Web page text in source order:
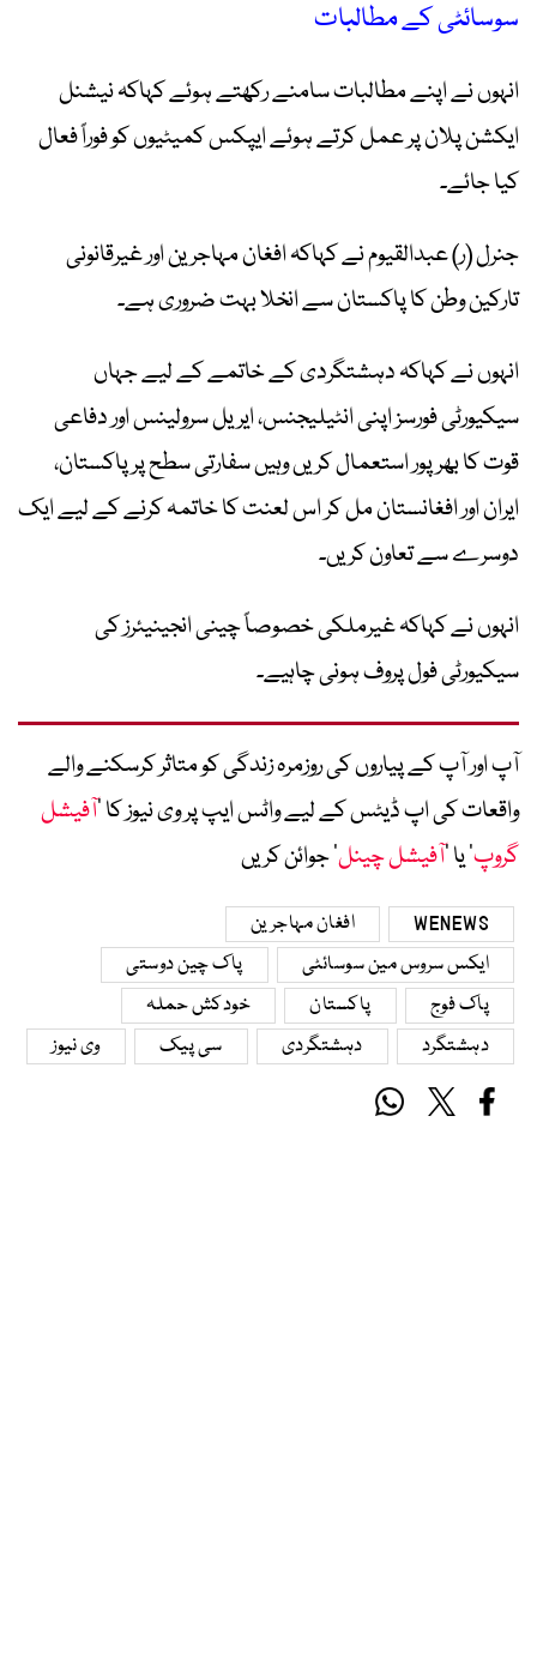
سوسائٹی کے مطالبات
انہوں نے اپنے مطالبات سامنے رکھتے ہوئے کہاکہ نیشنل
ایکشن پلان پر عمل کرتے ہوئے ایپکس کمیٹیوں کو فوراً فعال
کیا جائے۔
جنرل (ر) عبدالقیوم نے کہاکہ افغان مہاجرین اور غیرقانونی
تارکین وطن کا پاکستان سے انخلا بہت ضروری ہے۔
انہوں نے کہاکہ دہشتگردی کے خاتمے کے لیے جہاں
سیکیورٹی فورسز اپنی انٹیلیجنس، ایریل سرولینس اور دفاعی
قوت کا بھرپور استعمال کریں وہیں سفارتی سطح پر پاکستان،
ایران اور افغانستان مل کر اس لعنت کا خاتمہ کرنے کے لیے ایک
دوسرے سے تعاون کریں۔
انہوں نے کہاکہ غیرملکی خصوصاً چینی انجینیئرز کی
سیکیورٹی فول پروف ہونی چاہیے۔
آپ اور آپ کے پیاروں کی روزمرہ زندگی کو متاثر کرسکنے والے
واقعات کی اپ ڈیٹس کے لیے واٹس ایپ پر وی نیوز کا ’آفیشل
گروپ‘ یا ’آفیشل چینل‘ جوائن کریں
WENEWS
افغان مہاجرین
ایکس سروس مین سوسائٹی
پاک چین دوستی
پاک فوج
پاکستان
خودکش حملہ
دہشتگرد
دہشتگردی سی پیک وی نیوز